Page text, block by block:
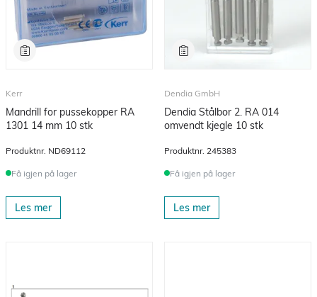
Kerr
Mandrill for pussekopper RA
1301 14 mm 10 stk
Produktnr. ND69112
Få igjen på lager
Les mer
Dendia GmbH
Dendia Stålbor 2. RA 014
omvendt kjegle 10 stk
Produktnr. 245383
Få igjen på lager
Les mer